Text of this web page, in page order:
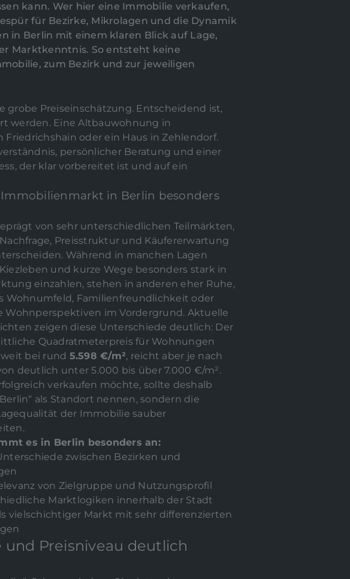
kann. Wer hier eine Immobilie verkaufen,
für Bezirke, Mikrolagen und die Dynamik
in Berlin mit einem klaren Blick auf Lage,
Marktkenntnis. So entsteht keine
zum Bezirk und zur jeweiligen
grobe Preiseinschätzung. Entscheidend ist,
werden. Eine Altbauwohnung in
oder ein Haus in Zehlendorf.
persönlicher Beratung und einer
der klar vorbereitet ist und auf ein
Immobilienmarkt in Berlin besonders
von sehr unterschiedlichen Teilmärkten,
Preisstruktur und Käufererwartung
Während in manchen Lagen
und kurze Wege besonders stark in
einzahlen, stehen in anderen eher Ruhe,
Wohnumfeld, Familienfreundlichkeit oder
Wohnperspektiven im Vordergrund. Aktuelle
zeigen diese Unterschiede deutlich: Der
Quadratmeterpreis für Wohnungen
bei rund 5.598 €/m², reicht aber je nach
deutlich unter 5.000 bis über 7.000 €/m².
verkaufen möchte, sollte deshalb
als Standort nennen, sondern die
der Immobilie sauber
es in Berlin besonders an:
zwischen Bezirken und
von Zielgruppe und Nutzungsprofil
Marktlogiken innerhalb der Stadt
vielschichtiger Markt mit sehr differenzierten
Preisniveau deutlich